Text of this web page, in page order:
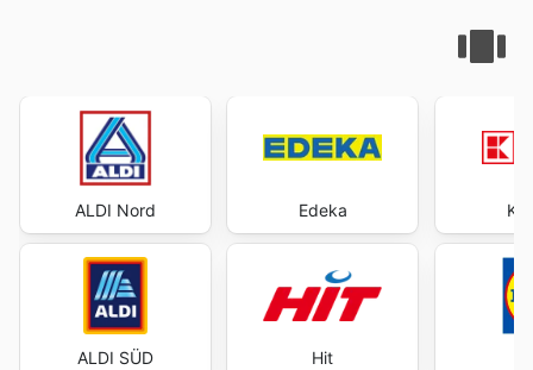
ALDI Nord
ALDI SÜD
Edeka
Hit